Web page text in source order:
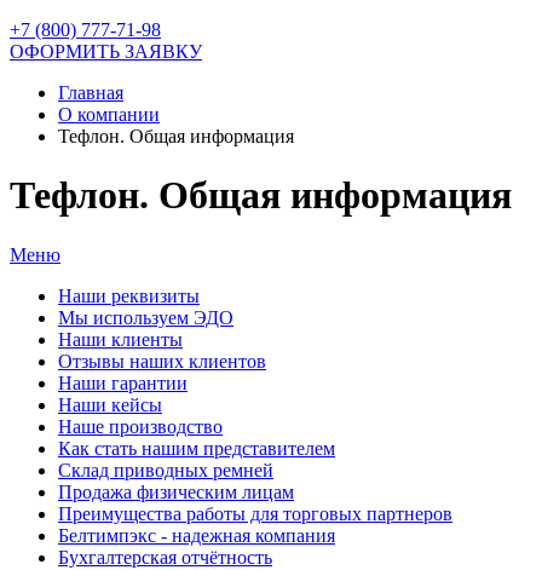
+7 (800) 777-71-98
ОФОРМИТЬ ЗАЯВКУ
Главная
О компании
Тефлон. Общая информация
Тефлон. Общая информация
Меню
Наши реквизиты
Мы используем ЭДО
Наши клиенты
Отзывы наших клиентов
Наши гарантии
Наши кейсы
Наше производство
Как стать нашим представителем
Склад приводных ремней
Продажа физическим лицам
Преимущества работы для торговых партнеров
Белтимпэкс - надежная компания
Бухгалтерская отчётность